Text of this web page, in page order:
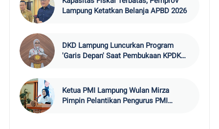
Lampung Ketatkan Belanja APBD 2026
DKD Lampung Luncurkan Program
'Garis Depan' Saat Pembukaan KPDK
Ketua PMI Lampung Wulan Mirza
Pimpin Pelantikan Pengurus PMI